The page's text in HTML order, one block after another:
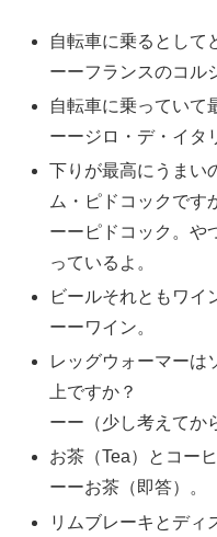
自転車に乗るとして
ーーフランスのコル
自転車に乗っていて
ーージロ・デ・イタ
下りが最高にうまい
ム・ピドコックです
ーーピドコック。や
っているよ。
ビールそれともワイ
ーーワイン。
レッグウォーマーは
上ですか？
ーー（少し考えてか
お茶（Tea）とコー
ーーお茶（即答）。
リムブレーキとディ